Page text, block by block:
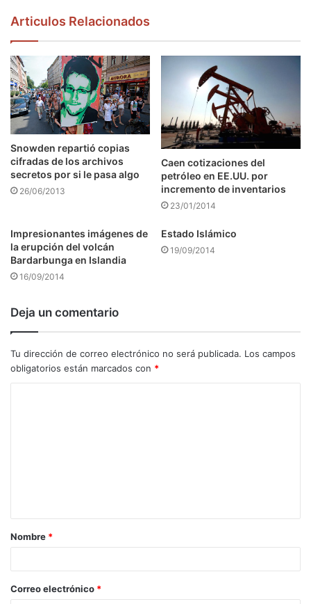
Articulos Relacionados
Snowden repartió copias
cifradas de los archivos
secretos por si le pasa algo
26/06/2013
Caen cotizaciones del
petróleo en EE.UU. por
incremento de inventarios
23/01/2014
Impresionantes imágenes de
la erupción del volcán
Bardarbunga en Islandia
16/09/2014
Estado Islámico
19/09/2014
Deja un comentario
Tu dirección de correo electrónico no será publicada. Los campos
obligatorios están marcados con *
a
r
Nombre *
Correo electrónico *